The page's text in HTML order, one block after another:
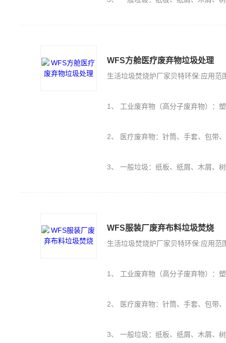
WFS方舱医疗废弃物垃圾处理
生活垃圾焚烧炉厂家贝特环保:应用范
1、 工业废弃物（高分子废弃物）：塑料PE、PU、橡胶（轮胎）、保丽
2、 医疗废弃物：针筒、手套、包带
3、 一般垃圾：纸板、纸屑、木屑、
WFS服装厂废弃布料垃圾焚烧
生活垃圾焚烧炉厂家贝特环保:应用范
1、 工业废弃物（高分子废弃物）：塑料PE、PU、橡胶（轮胎）、保丽
2、 医疗废弃物：针筒、手套、包带
3、 一般垃圾：纸板、纸屑、木屑、